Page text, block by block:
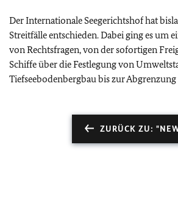
Der Internationale Seegerichtshof hat
Streitfälle entschieden. Dabei ging es um
von Rechtsfragen, von der sofortigen
Schiffe über die Festlegung von
Tiefseebodenbergbau bis zur
ZURÜCK ZU: